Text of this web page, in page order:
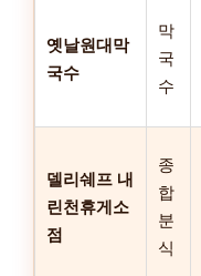
옛날원대막
국수
막
국
수
델리쉐프 내
린천휴게소
점
종
합
분
식